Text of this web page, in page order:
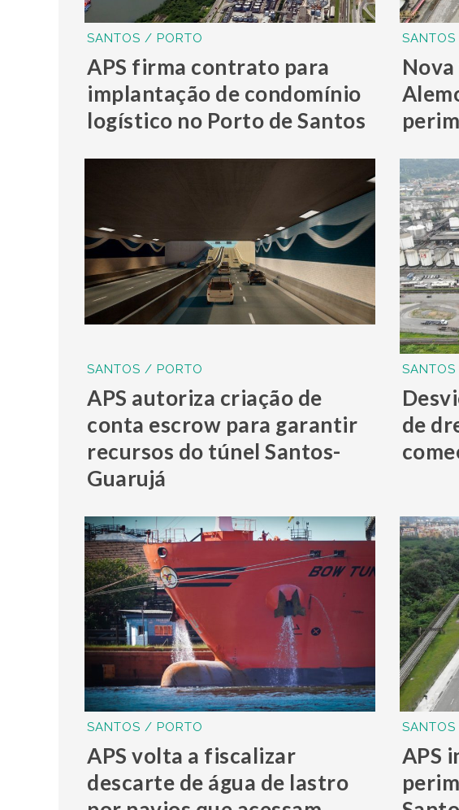
SANTOS / PORTO
APS firma contrato para
implantação de condomínio
logístico no Porto de Santos
SANTOS / PORTO
APS autoriza criação de
conta escrow para garantir
recursos do túnel Santos-
Guarujá
de
SANTOS / PORTO
APS volta a fiscalizar
descarte de água de lastro
APS